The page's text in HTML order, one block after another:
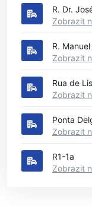
R. Dr.
Zobrazit
R.
Zobrazit
Rua de
Zobrazit
Ponta
Zobrazit
R1-1a
Zobrazit